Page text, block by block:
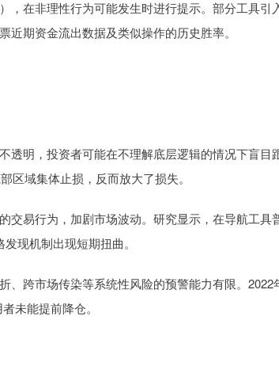
，在非理性行为可能发生时进行提示。部分工具引
期资金流出数据及类似操作的历史胜率。
透明，投资者可能在不理解底层逻辑的情况下盲目
区域集体止损，反而放大了损失。
交易行为，加剧市场波动。研究显示，在导航工具
现机制出现短期扭曲。
、跨市场传染等系统性风险的预警能力有限。2022
未能提前降仓。